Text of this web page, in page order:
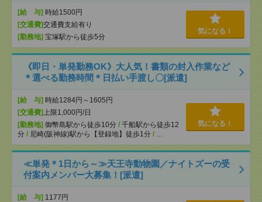
[給 与] 時給1500円
[交通費]交通費支給有り
[勤務地] 宝塚駅から徒歩5分
気になる！
《即日・単発勤務OK》大人気！書類の封入作業など
＊選べる勤務時間＊日払い手渡し〇[派遣]
[給 与] 時給1284円～1605円
[交通費] 上限1,000円/日
[勤務地] 御幣島駅から徒歩10分 / 千船駅から徒歩12
分 / 尼崎(阪神線)駅から【登録地】徒歩1分 / …
気になる！
≪単発＊1日から～≫天王寺動物園／ナイトズーの受
付案内メンバー大募集！[派遣]
[給 与] 1177円